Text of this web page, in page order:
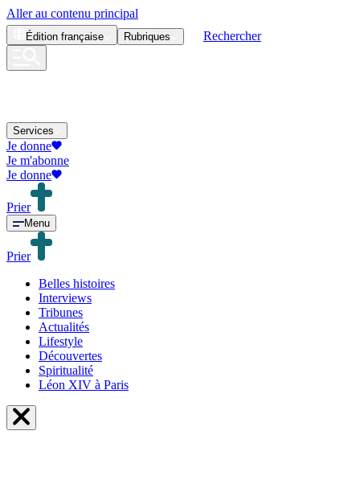
Aller au contenu principal
Édition française Rubriques Rechercher
Services
Je donne
Je m'abonne
Je donne
Prier
Menu
Prier
Belles histoires
Interviews
Tribunes
Actualités
Lifestyle
Découvertes
Spiritualité
Léon XIV à Paris